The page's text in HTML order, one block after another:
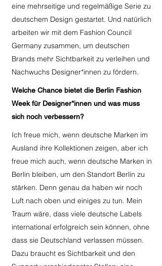
eine mehrseitige und regelmäßige Serie zu
deutschem Design gestartet. Und natürlich
arbeiten wir mit dem Fashion Council
Germany zusammen, um deutschen
Brands mehr Sichtbarkeit zu verleihen und
Nachwuchs Designer*innen zu fördern.
Welche Chance bietet die Berlin Fashion
Week für Designer*innen und was muss
sich noch verbessern?
Ich freue mich, wenn deutsche Marken im
Ausland ihre Kollektionen zeigen, aber ich
freue mich auch, wenn deutsche Marken in
Berlin bleiben, um den Standort Berlin zu
stärken. Denn genau da haben wir noch
Luft nach oben und einiges zu tun. Mein
Traum wäre, dass viele deutsche Labels
international erfolgreich sein können, ohne
dass sie Deutschland verlassen müssen.
Dazu braucht es Sichtbarkeit und den